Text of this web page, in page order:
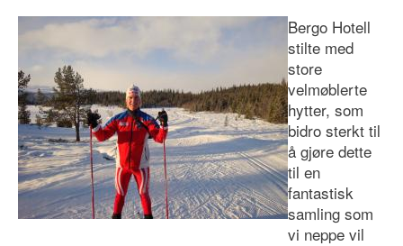
Bergo Hotell
stilte med
store
velmøblerte
hytter, som
bidro sterkt til
å gjøre dette
til en
fantastisk
samling som
vi neppe vil